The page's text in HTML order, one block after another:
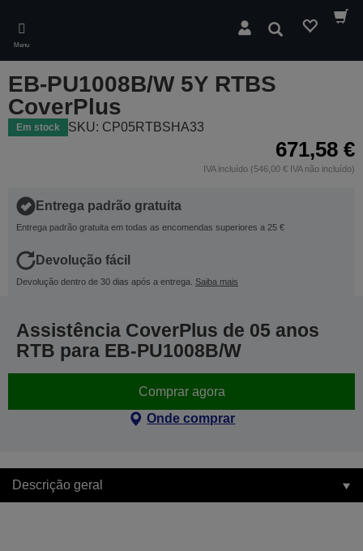
main
content
Menu
Pesquisar
EB-PU1008B/W 5Y RTBS
CoverPlus
Em stock SKU: CP05RTBSHA33
671,58 €
IVA incluído (546,00 € IVA não incluído)
Entrega padrão gratuita
Entrega padrão gratuita em todas as encomendas superiores a 25 €
Devolução fácil
Devolução dentro de 30 dias após a entrega. Saiba mais
Assistência CoverPlus de 05 anos
RTB para EB-PU1008B/W
Comprar agora
Onde comprar
Descrição geral